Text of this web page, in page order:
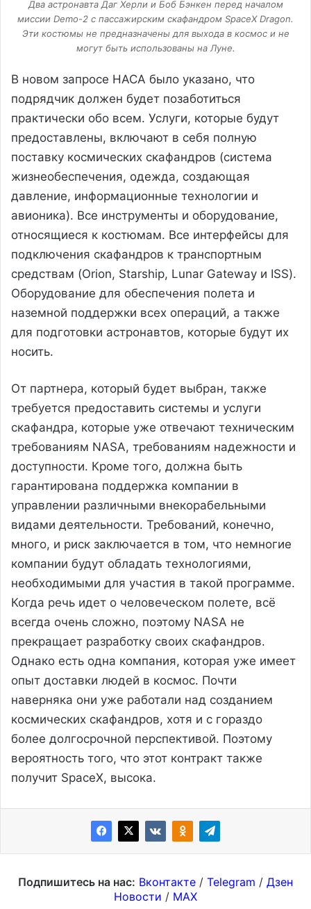
Два астронавта Даг Херли и Боб Бэнкен перед началом
миссии Demo-2 с пассажирским скафандром SpaceX Dragon.
Эти костюмы не предназначены для выхода в космос и не
могут быть использованы на Луне.
В новом запросе НАСА было указано, что
подрядчик должен будет позаботиться
практически обо всем. Услуги, которые будут
предоставлены, включают в себя полную
поставку космических скафандров (система
жизнеобеспечения, одежда, создающая
давление, информационные технологии и
авионика). Все инструменты и оборудование,
относящиеся к костюмам. Все интерфейсы для
подключения скафандров к транспортным
средствам (Orion, Starship, Lunar Gateway и ISS).
Оборудование для обеспечения полета и
наземной поддержки всех операций, а также
для подготовки астронавтов, которые будут их
носить.
От партнера, который будет выбран, также
требуется предоставить системы и услуги
скафандра, которые уже отвечают техническим
требованиям NASA, требованиям надежности и
доступности. Кроме того, должна быть
гарантирована поддержка компании в
управлении различными внекорабельными
видами деятельности. Требований, конечно,
много, и риск заключается в том, что немногие
компании будут обладать технологиями,
необходимыми для участия в такой программе.
Когда речь идет о человеческом полете, всё
всегда очень сложно, поэтому NASA не
прекращает разработку своих скафандров.
Однако есть одна компания, которая уже имеет
опыт доставки людей в космос. Почти
наверняка они уже работали над созданием
космических скафандров, хотя и с гораздо
более долгосрочной перспективой. Поэтому
вероятность того, что этот контракт также
получит SpaceX, высока.
Подпишитесь на нас: Вконтакте / Telegram / Дзен
Новости / MAX